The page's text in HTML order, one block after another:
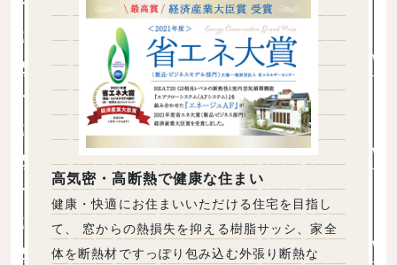
高気密・高断熱で健康な住まい
健康・快適にお住まいいただける住宅を目指し
て、 窓からの熱損失を抑える樹脂サッシ、家全
体を断熱材ですっぽり包み込む外張り断熱な